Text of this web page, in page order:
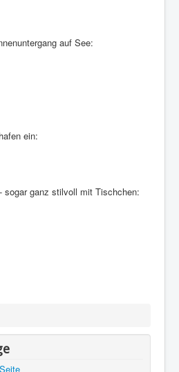
auf See:
ein:
sogar ganz stilvoll mit Tischchen: